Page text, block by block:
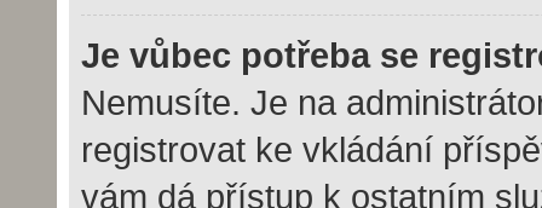
Je vůbec potřeba se
Nemusíte. Je na
registrovat ke vkládání
vám dá přístup k ostatním